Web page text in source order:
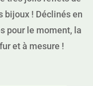
bijoux ! Déclinés en
pour le moment, la
et à mesure !